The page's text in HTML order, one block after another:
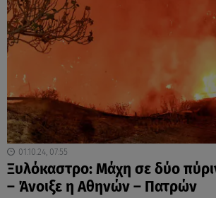
01.10.24, 07:55
Ξυλόκαστρο: Μάχη σε δύο
– Άνοιξε η Αθηνών – Πατρών